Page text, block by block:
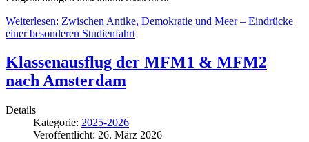
Weiterlesen: Zwischen Antike, Demokratie und Meer – Eindrücke
einer besonderen Studienfahrt
Klassenausflug der MFM1 & MFM2
nach Amsterdam
Details
Kategorie: 2025-2026
Veröffentlicht: 26. März 2026